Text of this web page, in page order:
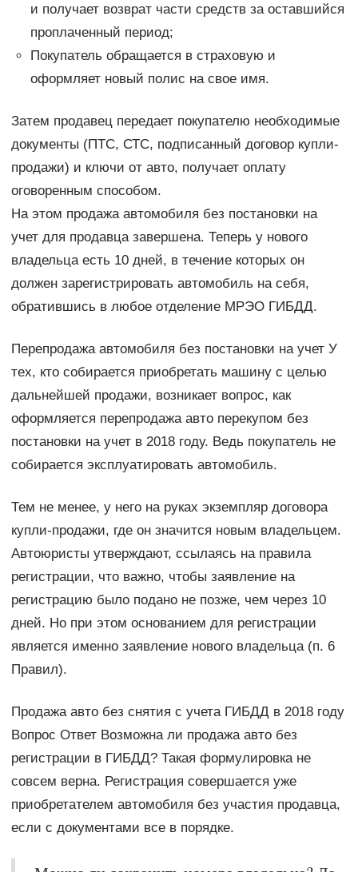
и получает возврат части средств за оставшийся
проплаченный период;
Покупатель обращается в страховую и
оформляет новый полис на свое имя.
Затем продавец передает покупателю необходимые
документы (ПТС, СТС, подписанный договор купли-
продажи) и ключи от авто, получает оплату
оговоренным способом.
На этом продажа автомобиля без постановки на
учет для продавца завершена. Теперь у нового
владельца есть 10 дней, в течение которых он
должен зарегистрировать автомобиль на себя,
обратившись в любое отделение МРЭО ГИБДД.
Перепродажа автомобиля без постановки на учет У
тех, кто собирается приобретать машину с целью
дальнейшей продажи, возникает вопрос, как
оформляется перепродажа авто перекупом без
постановки на учет в 2018 году. Ведь покупатель не
собирается эксплуатировать автомобиль.
Тем не менее, у него на руках экземпляр договора
купли-продажи, где он значится новым владельцем.
Автоюристы утверждают, ссылаясь на правила
регистрации, что важно, чтобы заявление на
регистрацию было подано не позже, чем через 10
дней. Но при этом основанием для регистрации
является именно заявление нового владельца (п. 6
Правил).
Продажа авто без снятия с учета ГИБДД в 2018 году
Вопрос Ответ Возможна ли продажа авто без
регистрации в ГИБДД? Такая формулировка не
совсем верна. Регистрация совершается уже
приобретателем автомобиля без участия продавца,
если с документами все в порядке.